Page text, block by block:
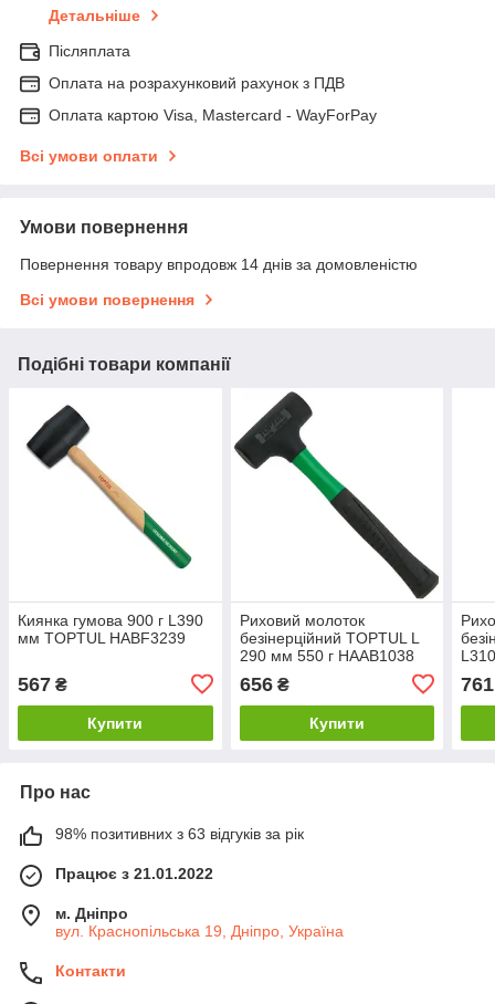
Детальніше
Післяплата
Оплата на розрахунковий рахунок з ПДВ
Оплата картою Visa, Mastercard - WayForPay
Всі умови оплати
Умови повернення
Повернення товару впродовж 14 днів за домовленістю
Всі умови повернення
Подібні товари компанії
Киянка гумова 900 г L390
мм TOPTUL HABF3239
567 ₴
Купити
Риховий молоток
безінерційний TOPTUL L
290 мм 550 г HAAB1038
656₴
Купити
761
Про нас
98% позитивних з 63 відгуків за рік
Працює з 21.01.2022
м. Дніпро
вул. Краснопільська 19, Дніпро, Україна
Контакти